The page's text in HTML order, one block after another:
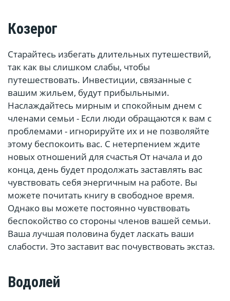
Козерог
Старайтесь избегать длительных путешествий,
так как вы слишком слабы, чтобы
путешествовать. Инвестиции, связанные с
вашим жильем, будут прибыльными.
Наслаждайтесь мирным и спокойным днем с
членами семьи - Если люди обращаются к вам с
проблемами - игнорируйте их и не позволяйте
этому беспокоить вас. С нетерпением ждите
новых отношений для счастья От начала и до
конца, день будет продолжать заставлять вас
чувствовать себя энергичным на работе. Вы
можете почитать книгу в свободное время.
Однако вы можете постоянно чувствовать
беспокойство со стороны членов вашей семьи.
Ваша лучшая половина будет ласкать ваши
слабости. Это заставит вас почувствовать экстаз.
Водолей